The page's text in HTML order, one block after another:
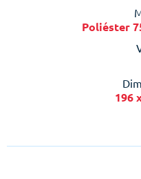
Poliéster
196